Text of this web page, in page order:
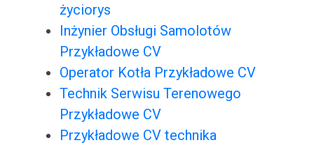
życiorys
Inżynier Obsługi Samolotów
Przykładowe CV
Operator Kotła Przykładowe CV
Technik Serwisu Terenowego
Przykładowe CV
Przykładowe CV technika